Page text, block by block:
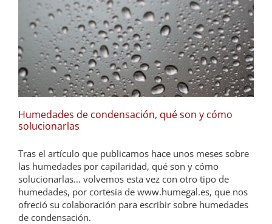
Humedades de condensación, qué son y cómo
solucionarlas
Tras el artículo que publicamos hace unos meses sobre
las humedades por capilaridad, qué son y cómo
solucionarlas… volvemos esta vez con otro tipo de
humedades, por cortesía de www.humegal.es, que nos
ofreció su colaboración para escribir sobre humedades
de condensación.